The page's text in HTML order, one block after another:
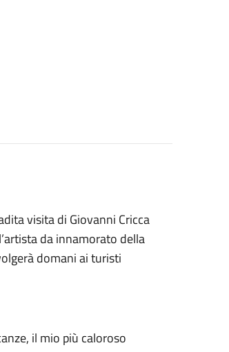
visita di Giovanni Cricca
da innamorato della
domani ai turisti
il mio più caloroso